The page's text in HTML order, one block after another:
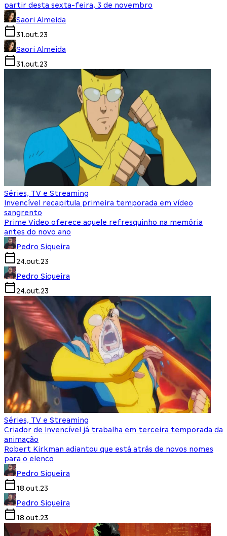
partir desta sexta-feira, 3 de novembro
Saori Almeida
31.out.23
Saori Almeida
31.out.23
Séries, TV e Streaming
Invencível recapitula primeira temporada em vídeo
sangrento
Prime Video oferece aquele refresquinho na memória
antes do novo ano
Pedro Siqueira
24.out.23
Pedro Siqueira
24.out.23
Séries, TV e Streaming
Criador de Invencível já trabalha em terceira temporada da
animação
Robert Kirkman adiantou que está atrás de novos nomes
para o elenco
Pedro Siqueira
18.out.23
Pedro Siqueira
18.out.23